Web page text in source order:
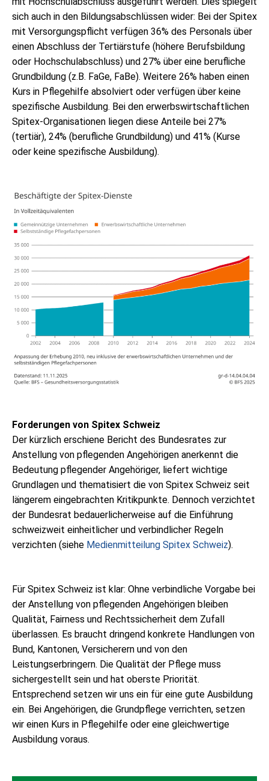
sich auch in den Bildungsabschlüssen wider: Bei der Spitex
mit Versorgungspflicht verfügen 36% des Personals über
einen Abschluss der Tertiärstufe (höhere Berufsbildung
oder Hochschulabschluss) und 27% über eine berufliche
Grundbildung (z.B. FaGe, FaBe). Weitere 26% haben einen
Kurs in Pflegehilfe absolviert oder verfügen über keine
spezifische Ausbildung. Bei den erwerbswirtschaftlichen
Spitex-Organisationen liegen diese Anteile bei 27%
(tertiär), 24% (berufliche Grundbildung) und 41% (Kurse
oder keine spezifische Ausbildung).
Forderungen von Spitex Schweiz
Der kürzlich erschiene Bericht des Bundesrates zur
Anstellung von pflegenden Angehörigen anerkennt die
Bedeutung pflegender Angehöriger, liefert wichtige
Grundlagen und thematisiert die von Spitex Schweiz seit
längerem eingebrachten Kritikpunkte. Dennoch verzichtet
der Bundesrat bedauerlicherweise auf die Einführung
schweizweit einheitlicher und verbindlicher Regeln
verzichten (siehe Medienmitteilung Spitex Schweiz).
Für Spitex Schweiz ist klar: Ohne verbindliche Vorgabe bei
der Anstellung von pflegenden Angehörigen bleiben
Qualität, Fairness und Rechtssicherheit dem Zufall
überlassen. Es braucht dringend konkrete Handlungen von
Bund, Kantonen, Versicherern und von den
Leistungserbringern. Die Qualität der Pflege muss
sichergestellt sein und hat oberste Priorität.
Entsprechend setzen wir uns ein für eine gute Ausbildung
ein. Bei Angehörigen, die Grundpflege verrichten, setzen
wir einen Kurs in Pflegehilfe oder eine gleichwertige
Ausbildung voraus.